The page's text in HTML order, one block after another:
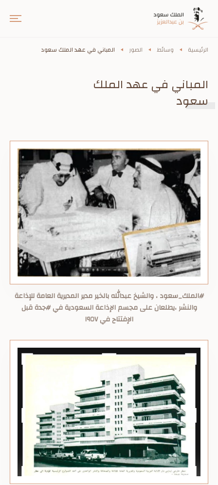
الرئيسية وسائط الصور المباني في عهد الملك سعود
المباني في عهد الملك
سعود
‏⁧‫#الملك_سعود‬⁩ ، والشيخ عبدالله بالخير مدير المديرية العامة للإذاعة
والنشر ،يطلعان على مجسم الإذاعة السعودية في ⁧‫#جدة‬⁩ قبل
الإفتتاح في ١٩٥٧